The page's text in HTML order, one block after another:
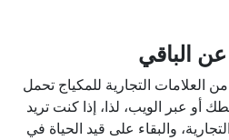
الباقي
العلامات التجارية للمكياج تحمل
أو عبر الويب، لذا، إذا كنت تريد
والبقاء على قيد الحياة في